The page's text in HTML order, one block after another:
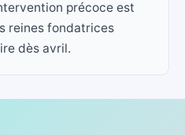
précoce est
reines fondatrices
dès avril.